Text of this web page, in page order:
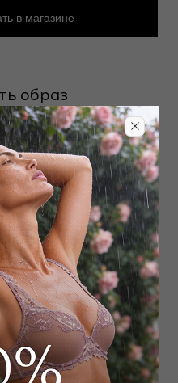
образ
31 000₽ 16 650 ₽
в магазине